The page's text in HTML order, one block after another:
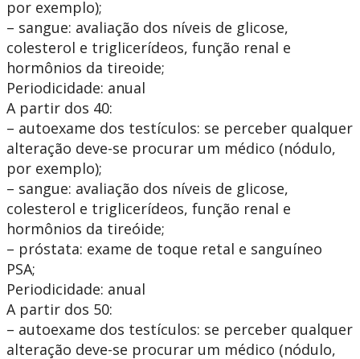
por exemplo);
– sangue: avaliação dos níveis de glicose,
colesterol e triglicerídeos, função renal e
hormônios da tireoide;
Periodicidade: anual
A partir dos 40:
– autoexame dos testículos: se perceber qualquer
alteração deve-se procurar um médico (nódulo,
por exemplo);
– sangue: avaliação dos níveis de glicose,
colesterol e triglicerídeos, função renal e
hormônios da tireóide;
– próstata: exame de toque retal e sanguíneo
PSA;
Periodicidade: anual
A partir dos 50:
– autoexame dos testículos: se perceber qualquer
alteração deve-se procurar um médico (nódulo,